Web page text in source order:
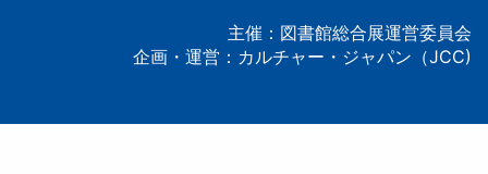
主催：図書館総合展運営委員会
企画・運営：カルチャー・ジャパン（JCC)